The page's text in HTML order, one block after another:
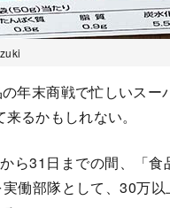
年末商戦で忙しいスー
るかもしれない。
ら31日までの間、「
働部隊として、30万